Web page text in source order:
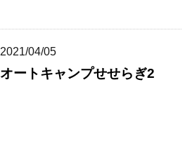
2021/04/05
オートキャンプせせらぎ2